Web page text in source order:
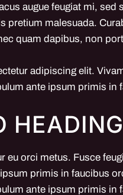
augue feugiat mi,
pretium malesuada.
quam dapibus, non
adipiscing elit.
ante ipsum primis
HEADING
eu orci metus. Fusce
primis in faucibus
ante ipsum primis